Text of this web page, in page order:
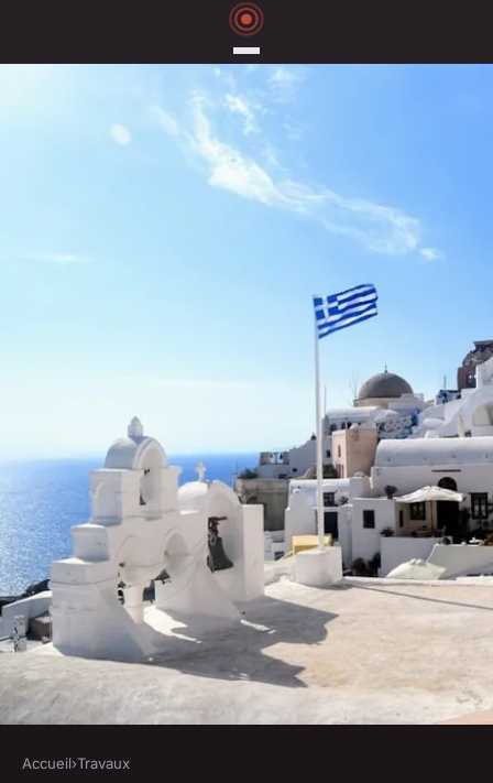
Accueil›Travaux